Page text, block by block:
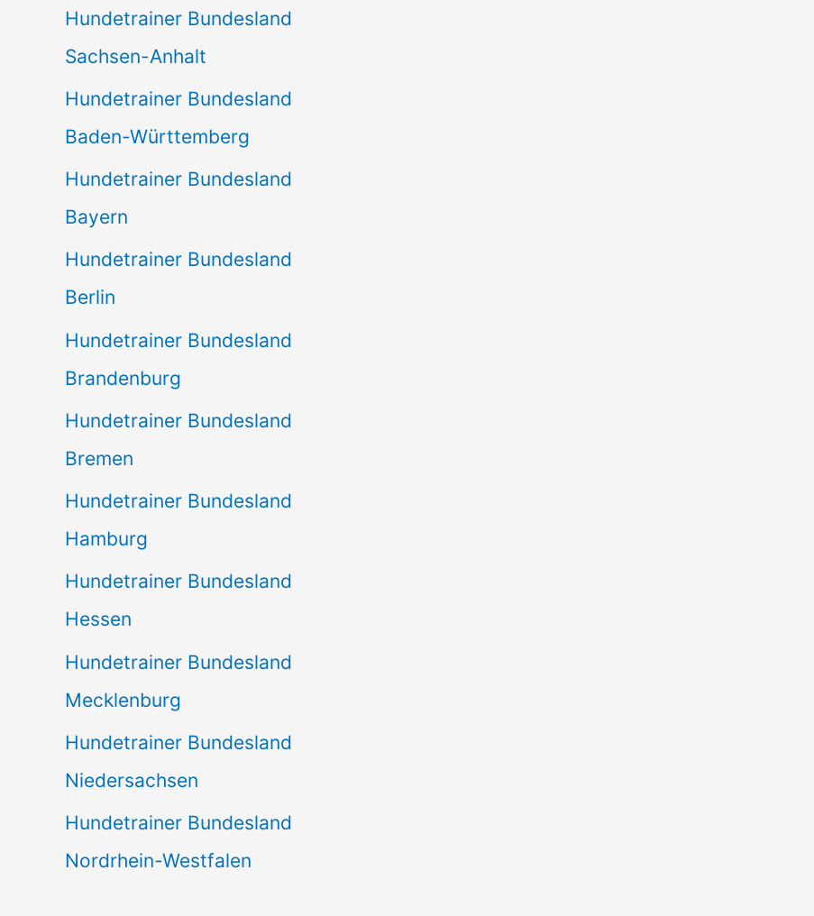
Hundetrainer Bundesland
Sachsen-Anhalt
Hundetrainer Bundesland
Baden-Württemberg
Hundetrainer Bundesland
Bayern
Hundetrainer Bundesland
Berlin
Hundetrainer Bundesland
Brandenburg
Hundetrainer Bundesland
Bremen
Hundetrainer Bundesland
Hamburg
Hundetrainer Bundesland
Hessen
Hundetrainer Bundesland
Mecklenburg
Hundetrainer Bundesland
Niedersachsen
Hundetrainer Bundesland
Nordrhein-Westfalen